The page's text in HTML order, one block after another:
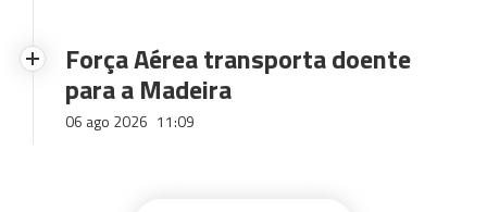
Força Aérea transporta doente
para a Madeira
06 ago 2026 11:09